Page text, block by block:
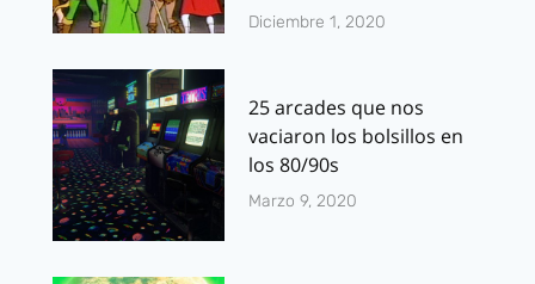
Diciembre 1, 2020
25 arcades que nos
vaciaron los bolsillos en
los 80/90s
Marzo 9, 2020